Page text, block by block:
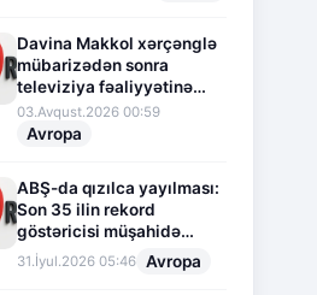
Davina Makkol xərçənglə
mübarizədən sonra
televiziya fəaliyyətinə
fasilə verir
03.Avqust.2026 00:59
Avropa
ABŞ-da qızılca yayılması:
Son 35 ilin rekord
göstəricisi müşahidə
olunur
31.İyul.2026 05:46 Avropa